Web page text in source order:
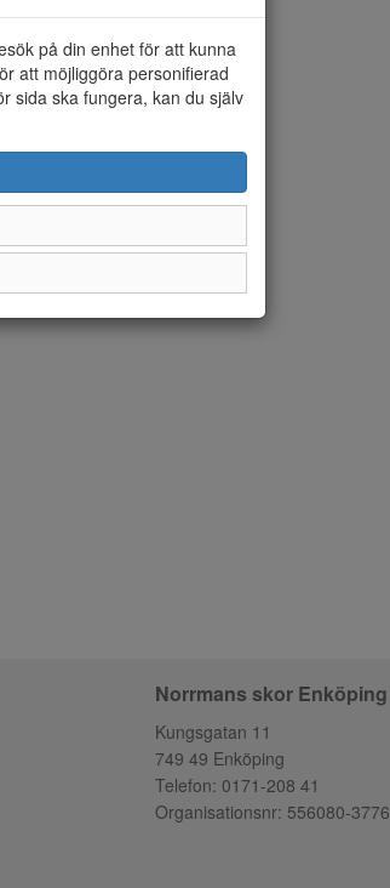
på din enhet för att kunna
att möjliggöra personifierad
sida ska fungera, kan du själv
Norrmans skor Enköping
Kungsgatan 11
749 49 Enköping
Telefon: 0171-208 41
Organisationsnr: 556080-3776